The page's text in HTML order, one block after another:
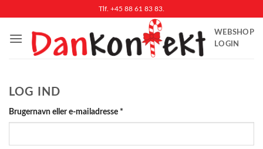
indhold
Tlf. +45 88 61 83 83.
WEBSHOP
LOGIN
LOG IND
Brugernavn eller e-mailadresse *